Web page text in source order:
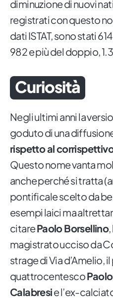
diminuzione di nuovi
registrati con questo
dati ISTAT, sono stati
982 e più del doppio,
Curiosità
Negli ultimi anni la
goduto di una
rispetto al
Questo nome vanta
anche perché si tratta
pontificale scelto da
esempi laici ma
citarePaolo Borsellino
magistrato ucciso da
strage di Via d’Amelio,
quattrocentesco
Calabresie l’ex-